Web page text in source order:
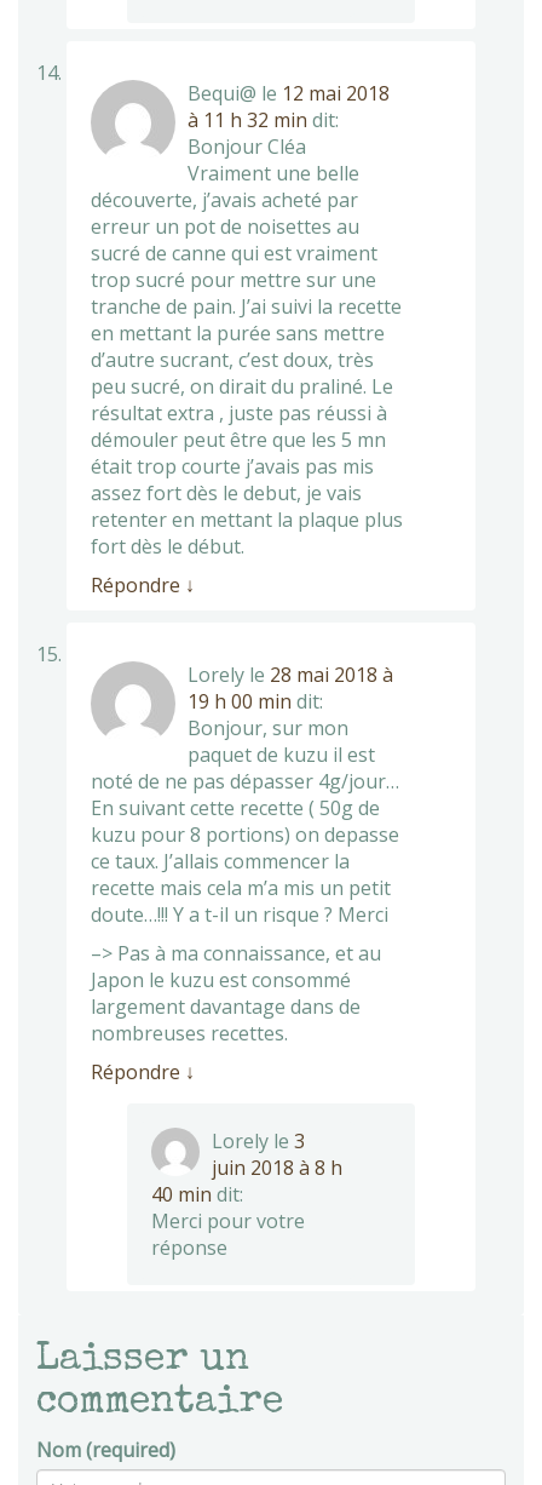
Bequi@ le 12 mai 2018
à 11 h 32 min dit:
Bonjour Cléa
Vraiment une belle
découverte, j’avais acheté par
erreur un pot de noisettes au
sucré de canne qui est vraiment
trop sucré pour mettre sur une
tranche de pain. J’ai suivi la recette
en mettant la purée sans mettre
d’autre sucrant, c’est doux, très
peu sucré, on dirait du praliné. Le
résultat extra , juste pas réussi à
démouler peut être que les 5 mn
était trop courte j’avais pas mis
assez fort dès le debut, je vais
retenter en mettant la plaque plus
fort dès le début.
Répondre ↓
Lorely le 28 mai 2018 à
19 h 00 min dit:
Bonjour, sur mon
paquet de kuzu il est
noté de ne pas dépasser 4g/jour…
En suivant cette recette ( 50g de
kuzu pour 8 portions) on depasse
ce taux. J’allais commencer la
recette mais cela m’a mis un petit
doute…!!! Y a t-il un risque ? Merci
–> Pas à ma connaissance, et au
Japon le kuzu est consommé
largement davantage dans de
nombreuses recettes.
Répondre ↓
Lorely le 3
juin 2018 à 8 h
40 min dit:
Merci pour votre
réponse
Laisser un
commentaire
Nom (required)